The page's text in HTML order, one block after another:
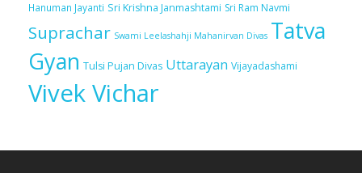
Hanuman Jayanti Sri Krishna Janmashtami Sri Ram Navmi
Suprachar Swami Leelashahji Mahanirvan Divas Tatva
Gyan Tulsi Pujan Divas Uttarayan Vijayadashami
Vivek Vichar